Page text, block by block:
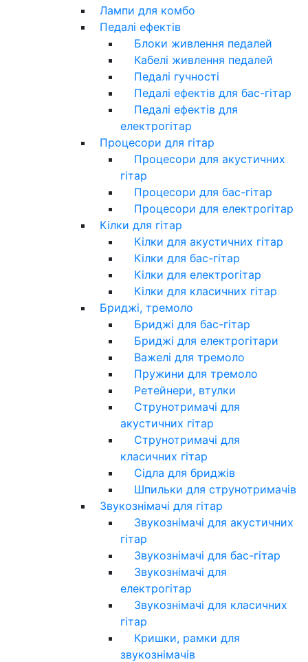
Лампи для комбо
Педалі ефектів
Блоки живлення педалей
Кабелі живлення педалей
Педалі гучності
Педалі ефектів для бас-гітар
Педалі ефектів для
електрогітар
Процесори для гітар
Процесори для акустичних
гітар
Процесори для бас-гітар
Процесори для електрогітар
Кілки для гітар
Кілки для акустичних гітар
Кілки для бас-гітар
Кілки для електрогітар
Кілки для класичних гітар
Бриджі, тремоло
Бриджі для бас-гітар
Бриджі для електрогітари
Важелі для тремоло
Пружини для тремоло
Ретейнери, втулки
Струнотримачі для
акустичних гітар
Струнотримачі для
класичних гітар
Сідла для бриджів
Шпильки для струнотримачів
Звукознімачі для гітар
Звукознімачі для акустичних
гітар
Звукознімачі для бас-гітар
Звукознімачі для
електрогітар
Звукознімачі для класичних
гітар
Кришки, рамки для
звукознімачів